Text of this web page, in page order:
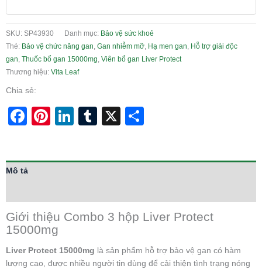
SKU: SP43930 Danh mục: Bảo vệ sức khoẻ
Thẻ: Bảo vệ chức năng gan, Gan nhiễm mỡ, Hạ men gan, Hỗ trợ giải độc
gan, Thuốc bổ gan 15000mg, Viên bổ gan Liver Protect
Thương hiệu: Vita Leaf
Chia sẻ:
Facebook
Pinterest
LinkedIn
Tumblr
X
Mô tả
Giới thiệu Combo 3 hộp Liver Protect
15000mg
Liver Protect 15000mg là sản phẩm hỗ trợ bảo vệ gan có hàm
lượng cao, được nhiều người tin dùng để cải thiện tình trạng nóng